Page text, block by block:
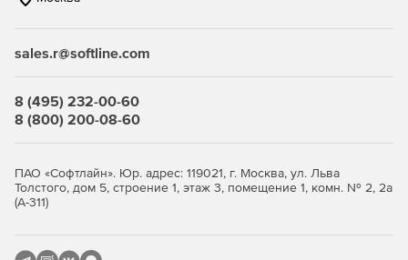
табличном формате, можно настроить оформление в
Ключевые функции
nanoCAD BIM Строительство ускоряет проектирование и
импорт/экспорт данных в .dwg-формате.
sales.r@softline.com
8 (495) 232-00-60
8 (800) 200-08-60
ПАО «Софтлайн». Юр. адрес: 119021, г. Москва, ул. Льва
Толстого, дом 5, строение 1, этаж 3, помещение 1, комн. № 2, 2а
(А-311)